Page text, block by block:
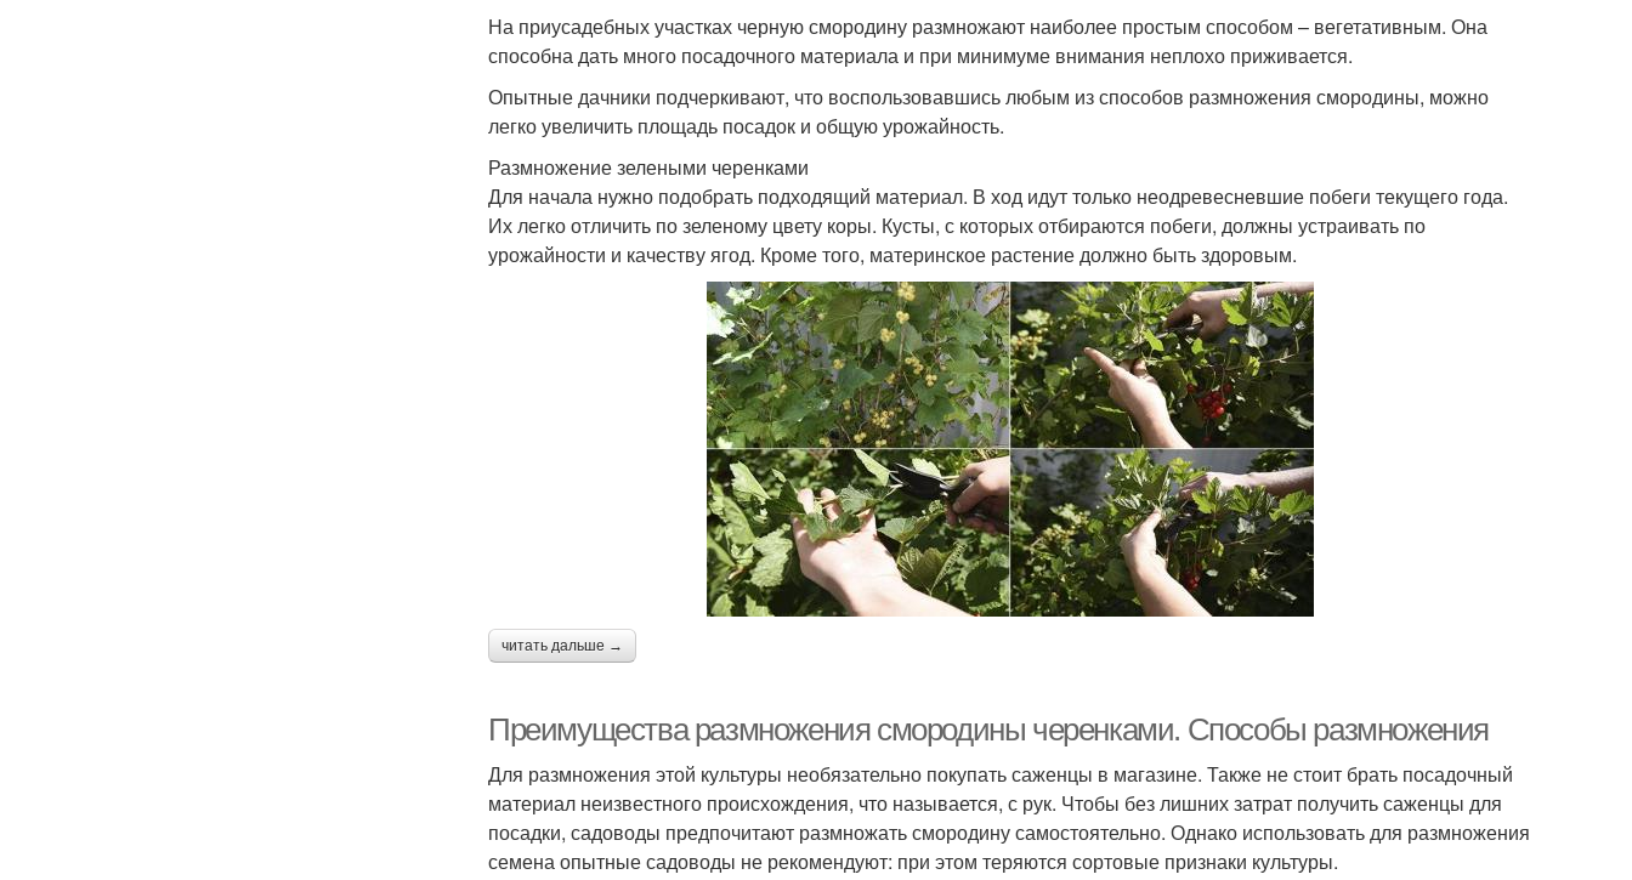
На приусадебных участках черную смородину размножают наиболее простым способом – вегетативным. Она
способна дать много посадочного материала и при минимуме внимания неплохо приживается.
Опытные дачники подчеркивают, что воспользовавшись любым из способов размножения смородины, можно
легко увеличить площадь посадок и общую урожайность.
Размножение зелеными черенками
Для начала нужно подобрать подходящий материал. В ход идут только неодревесневшие побеги текущего года.
Их легко отличить по зеленому цвету коры. Кусты, с которых отбираются побеги, должны устраивать по
урожайности и качеству ягод. Кроме того, материнское растение должно быть здоровым.
читать дальше →
Преимущества размножения смородины черенками. Способы размножения
Для размножения этой культуры необязательно покупать саженцы в магазине. Также не стоит брать посадочный
материал неизвестного происхождения, что называется, с рук. Чтобы без лишних затрат получить саженцы для
посадки, садоводы предпочитают размножать смородину самостоятельно. Однако использовать для размножения
семена опытные садоводы не рекомендуют: при этом теряются сортовые признаки культуры.